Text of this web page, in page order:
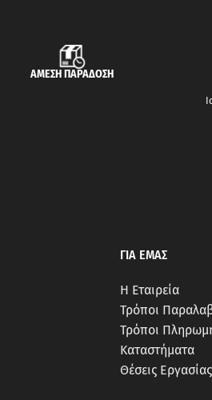
ΑΜΕΣΗ ΠΑΡΑΔΟΣΗ
ΓΙΑ ΕΜΑΣ
Η Εταιρεία
Τρόποι
Τρόποι
Καταστήματα
Θέσεις Εργασίας